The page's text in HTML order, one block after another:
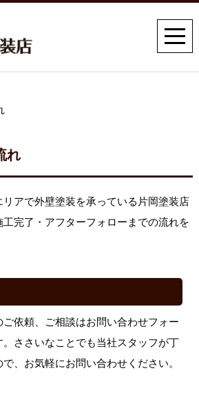
れ
アで外壁塗装を承っている片岡塗装店
完了・アフターフォローまでの流れを
依頼、ご相談はお問い合わせフォー
。ささいなことでも当社スタッフが丁
、お気軽にお問い合わせください。